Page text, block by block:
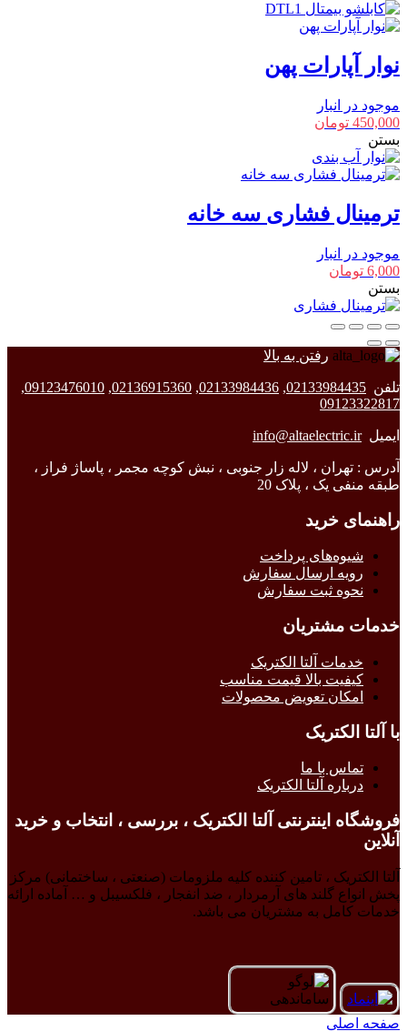
نوار آپارات پهن
موجود در انبار
450,000 تومان
بستن
ترمینال فشاری سه خانه
موجود در انبار
6,000 تومان
بستن
رفتن به بالا
تلفن 02133984435
,
02133984436
,
02136915360
,
09123476010
,
09123322817
ایمیلinfo@altaelectric.ir
آدرس : تهران ، لاله زار جنوبی ، نبش کوچه مجمر ، پاساژ فراز ،
طبقه منفی یک ، پلاک 20
راهنمای خرید
شیوه‌های پرداخت
رویه ارسال سفارش
نحوه ثبت سفارش
خدمات مشتریان
خدمات آلتا الکتریک
کیفیت بالا قیمت مناسب
امکان تعویض محصولات
با آلتا الکتریک
تماس با ما
درباره آلتا الکتریک
فروشگاه اینترنتی آلتا الکتریک ، بررسی ، انتخاب و خرید
آنلاین
آلتا الکتریک ، تامین کننده کلیه ملزومات (صنعتی ، ساختمانی) مرکز
پخش انواع گلند های آرمردار ، ضد انفجار ، فلکسیبل و … آماده ارائه
خدمات کامل به مشتریان می باشد.
صفحه اصلی